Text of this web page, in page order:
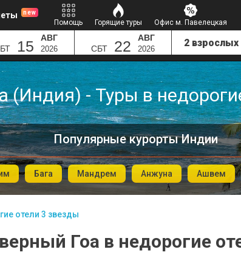
new
Помощь Горящие туры Офис м. Павелецкая
15 АВГ
2026 СБТ 22 АВГ
2026
(Индия) - Туры в
Популярные курорты Индии
Бага Мандрем Анжуна Ашвем
отели 3 звезды
Гоа в недорогие